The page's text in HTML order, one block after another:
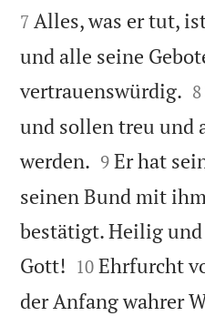
7 Alles, was er tut,
und alle seine
vertrauenswürdig. 
8
und sollen treu
werden. 

9 Er hat
seinen Bund mit
bestätigt. Heilig
Gott! 

10 Ehrfurcht
der Anfang wahrer